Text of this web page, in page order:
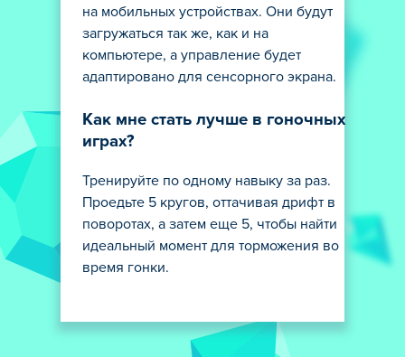
на мобильных устройствах. Они будут
загружаться так же, как и на
компьютере, а управление будет
адаптировано для сенсорного экрана.
Как мне стать лучше в гоночных
играх?
Тренируйте по одному навыку за раз.
Проедьте 5 кругов, оттачивая дрифт в
поворотах, а затем еще 5, чтобы найти
идеальный момент для торможения во
время гонки.